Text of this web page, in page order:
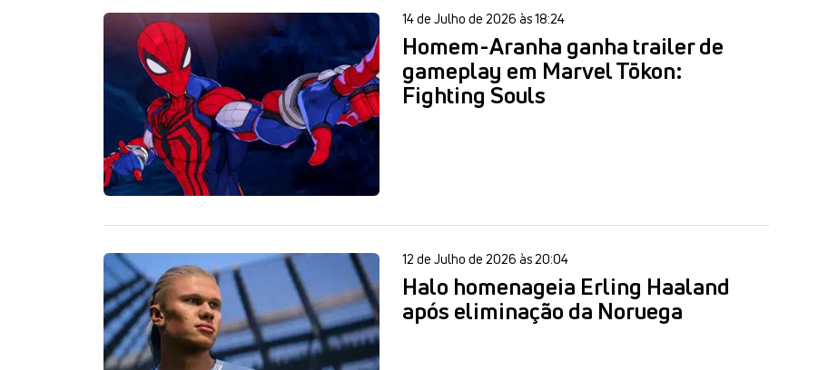
14 de Julho de 2026 às 18:24
Homem-Aranha ganha trailer de
gameplay em Marvel Tōkon:
Fighting Souls
12 de Julho de 2026 às 20:04
Halo homenageia Erling Haaland
após eliminação da Noruega